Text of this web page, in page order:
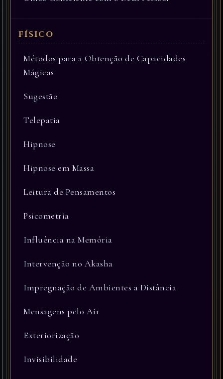
Métodos para a Obtenção de Capacidades
Mágicas
Sugestão
Telepatia
Hipnose
Hipnose em Massa
Leitura de Pensamentos
Psicometria
Influência na Memória
Intervenção no Akasha
Impregnação de Ambientes a Distância
Mensagens pelo Air
Exteriorização
Invisibilidade